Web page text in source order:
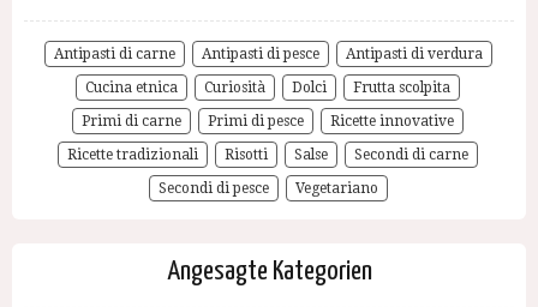
Antipasti di carne Antipasti di pesce
Antipasti di verdura
Cucina etnica
Curiosità Dolci
Frutta scolpita
Primi di carne
Primi di pesce
Ricette innovative
Ricette tradizionali
Risotti Salse
Secondi di carne
Secondi di pesce
Vegetariano
Angesagte Kategorien